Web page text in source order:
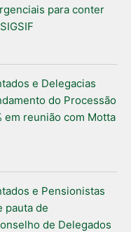
para conter
e Delegacias
do Processão
em reunião com Motta
e Pensionistas
pauta de
de Delegados